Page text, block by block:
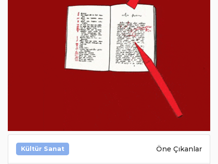
Kültür Sanat Öne Çıkanlar